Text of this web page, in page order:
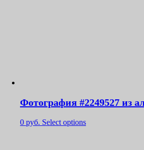
Фотография #2249527 из
0 руб. Select options